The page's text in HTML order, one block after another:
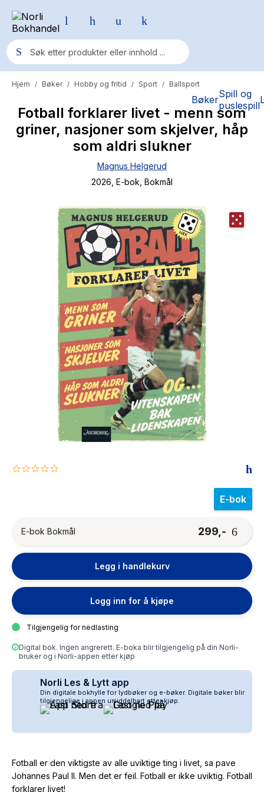
BøkerSpill og
puslespill
Populære søk
Pokemon
One piece
Hypopressiv trening
The Housemaid
Hjem / Bøker / Hobby og fritid / Sport / Ballsport
Fotball forklarer livet - menn som
griner, nasjoner som skjelver, håp
som aldri slukner
Magnus Helgerud
2026 , E-bok , Bokmål
0.0
E-bok
E-bok Bokmål 299,-
Legg i handlekurv
Logg inn for å kjøpe
Tilgjengelig for nedlasting
Digital bok. Ingen angrerett. E-boka blir tilgjengelig på din Norli-
bruker og i Norli-appen etter kjøp
Norli Les & Lytt app
Din digitale bokhylle for lydbøker og e-bøker. Digitale bøker blir
tilgjengelige i appen umiddelbart etter kjøp.
Fotball er den viktigste av alle uviktige ting i livet, sa pave
Johannes Paul II. Men det er feil. Fotball er ikke uviktig. Fotball
forklarer livet!